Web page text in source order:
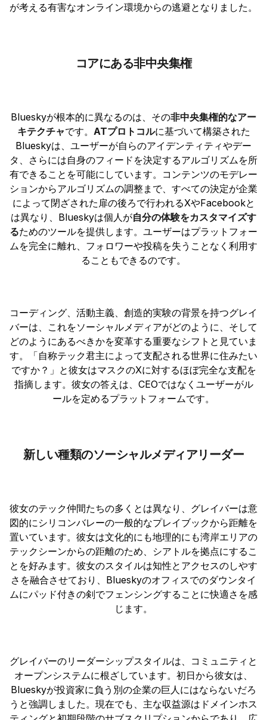
が考える有害なオンライン環境からの逃避となりました。
コアにある非中央集権
Blueskyが根本的に異なるのは、その非中央集権的なアー
キテクチャです。 ATプロトコルに基づいて構築された
Blueskyは、ユーザーが自らのアイデンティティやデー
タ、さらには自身のフィードを決定するアルゴリズムを所
有できることを可能にしています。コンテンツのモデレー
ションからアルゴリズムの調整まで、すべての決定が企業
によって閉ざされた扉の後ろで行われるXやFacebookと
は異なり、Blueskyは個人が自分の体験をカスタマイズす
るためのツールを提供します。ユーザーはプラットフォー
ムを完全に離れ、フォロワーや投稿を失うことなく利用す
ることもできるのです。
コーディング、活動主義、創造的実験の背景を持つグレイ
バーは、これをソーシャルメディアがどのように、そして
どのようにあるべきかを変革する重要なシフトと見ていま
す。「自称テック君主によって支配される世界に住みたい
ですか？」と彼女はマスクのXに対するほぼ完全な支配を
指摘します。彼女の答えは、CEOではなくユーザーがル
ールを定めるプラットフォームです。
新しい種類のソーシャルメディアリーダー
彼女のテック仲間たちの多くとは異なり、グレイバーは意
図的にシリコンバレーの一般的なプレイブックから距離を
置いています。彼女は文化的にも地理的にも湾岸エリアの
テックシーンからの距離のため、シアトルを拠点にするこ
とを好みます。彼女のスタイルは知性とアクセスのしやす
さを融合させており、Blueskyのオフィスでのダウンタイ
ムにパッド付きの剣でフェンシングすることに快適さを感
じます。
グレイバーのリーダーシップスタイルは、コミュニティと
オープンシステムに根ざしています。初日から彼女は、
Blueskyが投資家に負う別の企業の巨人にはならないだろ
うと強調しました。現在でも、主な収益源はドメインホス